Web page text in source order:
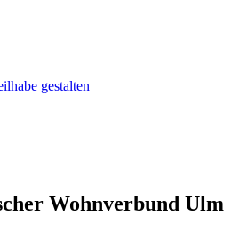
gestalten
Wohnverbund Ulm